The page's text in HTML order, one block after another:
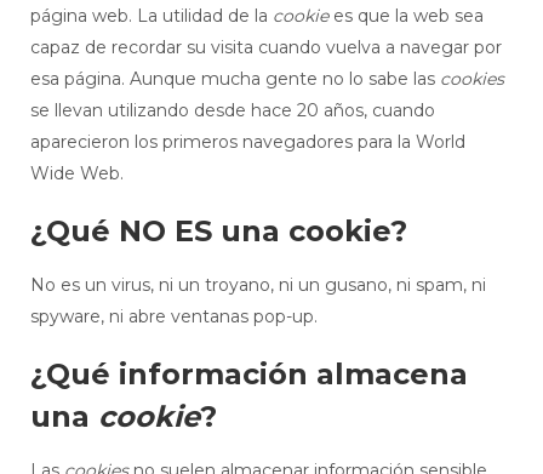
página web. La utilidad de la cookiees que la web sea
capaz de recordar su visita cuando vuelva a navegar por
esa página. Aunque mucha gente no lo sabe las cookies
se llevan utilizando desde hace 20 años, cuando
aparecieron los primeros navegadores para la World
Wide Web.
¿Qué NO ES una cookie?
No es un virus, ni un troyano, ni un gusano, ni spam, ni
spyware, ni abre ventanas pop-up.
¿Qué información almacena
una cookie?